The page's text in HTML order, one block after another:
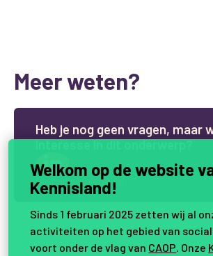
Meer weten?
Heb je nog geen vragen, maar
interesseinditonderwerp?
Samen vernieuwen.
Welkom op de website
Kennisland!
Sinds 1 februari 2025 zetten wij al
activiteiten op het gebied van
voort onder de vlag van CAOP . Onze